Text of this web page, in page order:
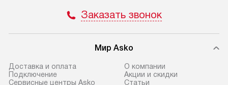
Заказать звонок
Мир Asko
Доставка и оплата
Подключение
Сервисные центры Asko
О компании
Акции и скидки
Статьи